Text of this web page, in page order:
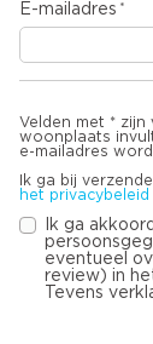
E-mailadres
Velden met * zijn
woonplaats
e-mailadres
Ik ga bij
het privacybeleid
Ik ga
eventueel
review) in
Tevens